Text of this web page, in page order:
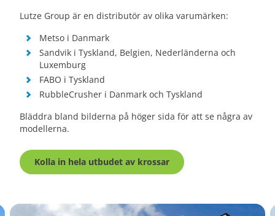
Lutze Group är en distributör av olika varumärken:
Metso i Danmark
Sandvik i Tyskland, Belgien, Nederländerna och
Luxemburg
FABO i Tyskland
RubbleCrusher i Danmark och Tyskland
Bläddra bland bilderna på höger sida för att se några av
modellerna.
Kolla in hela utbudet av krossar